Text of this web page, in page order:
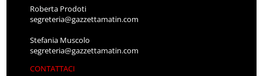
Roberta Prodoti
segreteria@gazzettamatin.com
Stefania Muscolo
segreteria@gazzettamatin.com
CONTATTACI